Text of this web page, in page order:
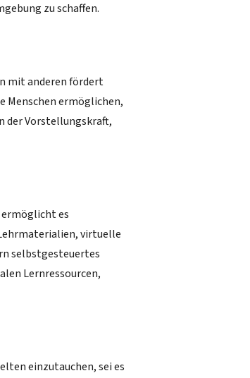
zu schaffen.
mit anderen fördert
Menschen ermöglichen,
der Vorstellungskraft,
es
virtuelle
selbstgesteuertes
Lernressourcen,
einzutauchen, sei es